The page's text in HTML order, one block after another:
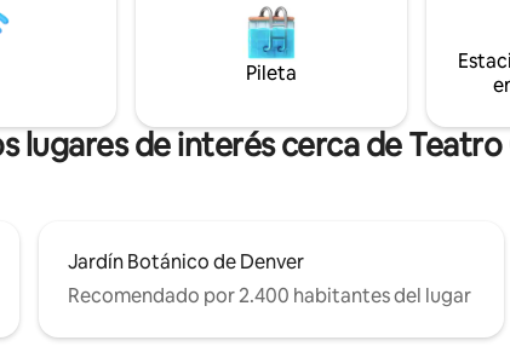
meticuloso y
Perfecto para viajeros de
parejas que buscan explorar
nativo de Colorado y estoy
locales!
que Denver tiene para
cerca del centro de la
en coche o a 10 minutos
el carril bici de la calle 16. Licencia n.º
Pileta
lugares de interés cerca de
Jardín Botánico de Denver
Recomendado por 2.400 habitantes del lugar